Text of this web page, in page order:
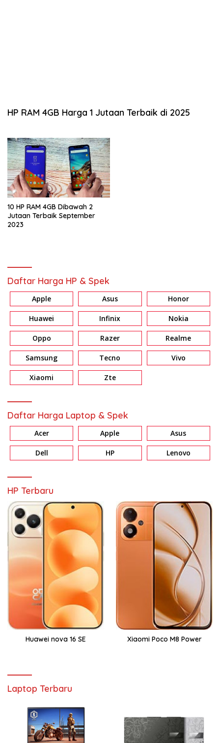
HP RAM 4GB Harga 1 Jutaan Terbaik di 2025
10 HP RAM 4GB Dibawah 2
Jutaan Terbaik September
2023
Daftar Harga HP & Spek
Apple Asus Honor
Huawei Infinix Nokia
Oppo Razer Realme
Samsung Tecno Vivo
Xiaomi Zte
Daftar Harga Laptop & Spek
Acer Apple Asus
Dell HP Lenovo
HP Terbaru
Huawei nova 16 SE Xiaomi Poco M8 Power
Laptop Terbaru